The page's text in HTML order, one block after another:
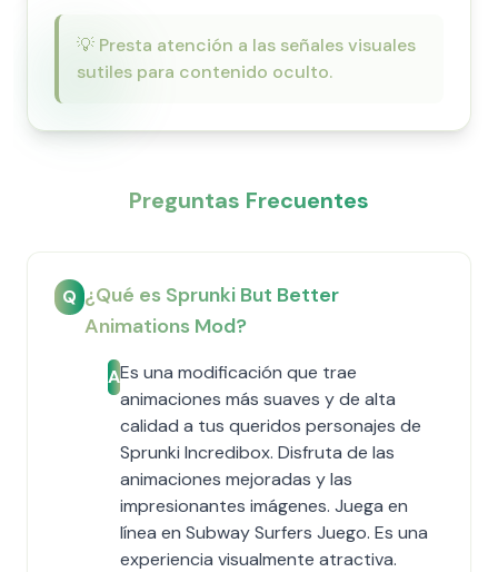
💡 Presta atención a las señales visuales
sutiles para contenido oculto.
Preguntas Frecuentes
Q ¿Qué es Sprunki But Better
Animations Mod?
AEs una modificación que trae
animaciones más suaves y de alta
calidad a tus queridos personajes de
Sprunki Incredibox. Disfruta de las
animaciones mejoradas y las
impresionantes imágenes. Juega en
línea en Subway Surfers Juego. Es una
experiencia visualmente atractiva.